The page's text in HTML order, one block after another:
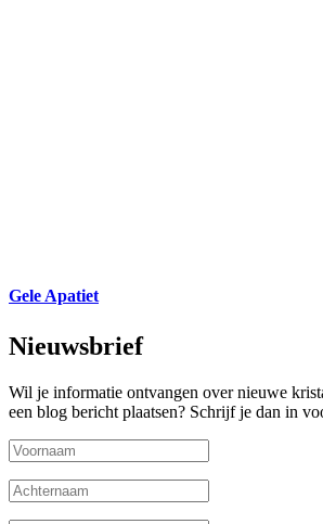
Gele Apatiet
Nieuwsbrief
Wil je informatie ontvangen over nieuwe
een blog bericht plaatsen? Schrijf je dan in